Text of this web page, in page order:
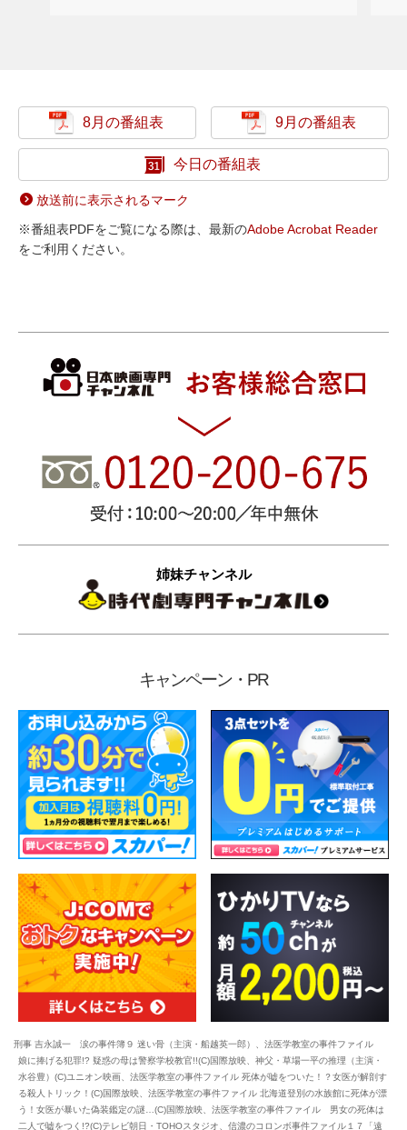
8月の番組表 9月の番組表
今日の番組表
放送前に表示されるマーク
※番組表PDFをご覧になる際は、最新のAdobe Acrobat Reader
をご利用ください。
姉妹チャンネル
キャンペーン・PR
刑事 吉永誠一 涙の事件簿９ 迷い骨（主演・船越英一郎）、法医学教室の事件ファイル
娘に捧げる犯罪!? 疑惑の母は警察学校教官!!(C)国際放映、神父・草場一平の推理（主演・
水谷豊）(C)ユニオン映画、法医学教室の事件ファイル 死体が嘘をついた！？女医が解剖す
る殺人トリック！(C)国際放映、法医学教室の事件ファイル 北海道登別の水族館に死体が漂
う！女医が暴いた偽装鑑定の謎…(C)国際放映、法医学教室の事件ファイル 男女の死体は
二人で嘘をつく!?(C)テレビ朝日・TOHOスタジオ、信濃のコロンボ事件ファイル１７「遠